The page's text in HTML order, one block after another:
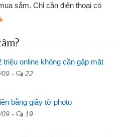
sắm. Chỉ cần điện thoại có
triệu online không cần gặp mặt
09 - 22
bằng giấy tờ photo
09 - 19